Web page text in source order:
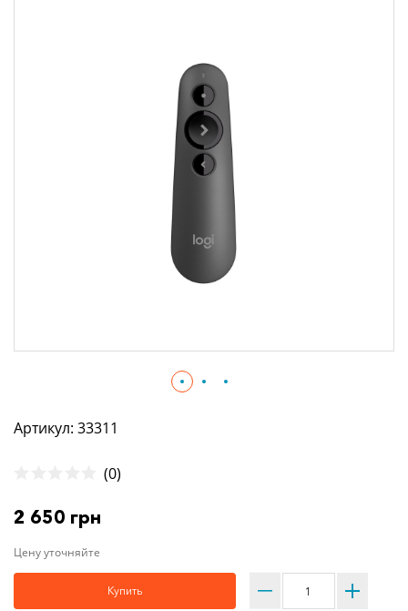
Артикул: 33311
(0)
2 650 грн
Цену уточняйте
Купить